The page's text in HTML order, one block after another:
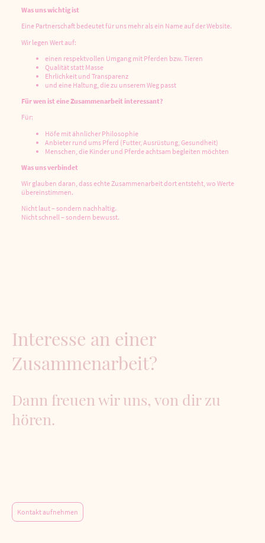
Was uns wichtig ist
Eine Partnerschaft bedeutet für uns mehr als ein Name auf der Website.
Wir legen Wert auf:
einen respektvollen Umgang mit Pferden bzw. Tieren
Qualität statt Masse
Ehrlichkeit und Transparenz
und eine Haltung, die zu unserem Weg passt
Für wen ist eine Zusammenarbeit interessant?
Für:
Höfe mit ähnlicher Philosophie
Anbieter rund ums Pferd (Futter, Ausrüstung, Gesundheit)
Menschen, die Kinder und Pferde achtsam begleiten möchten
Was uns verbindet
Wir glauben daran, dass echte Zusammenarbeit dort entsteht, wo Werte
übereinstimmen.
Nicht laut – sondern nachhaltig.
Nicht schnell – sondern bewusst.
Interesse an einer
Zusammenarbeit?
Dann freuen wir uns, von dir zu
hören.
Kontakt aufnehmen